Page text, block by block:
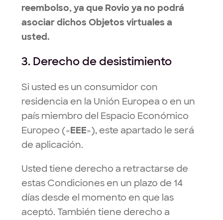
reembolso, ya que Rovio ya no podrá
asociar dichos Objetos virtuales a
usted.
3. Derecho de desistimiento
Si usted es un consumidor con
residencia en la Unión Europea o en un
país miembro del Espacio Económico
Europeo («EEE»), este apartado le será
de aplicación.
Usted tiene derecho a retractarse de
estas Condiciones en un plazo de 14
días desde el momento en que las
aceptó. También tiene derecho a